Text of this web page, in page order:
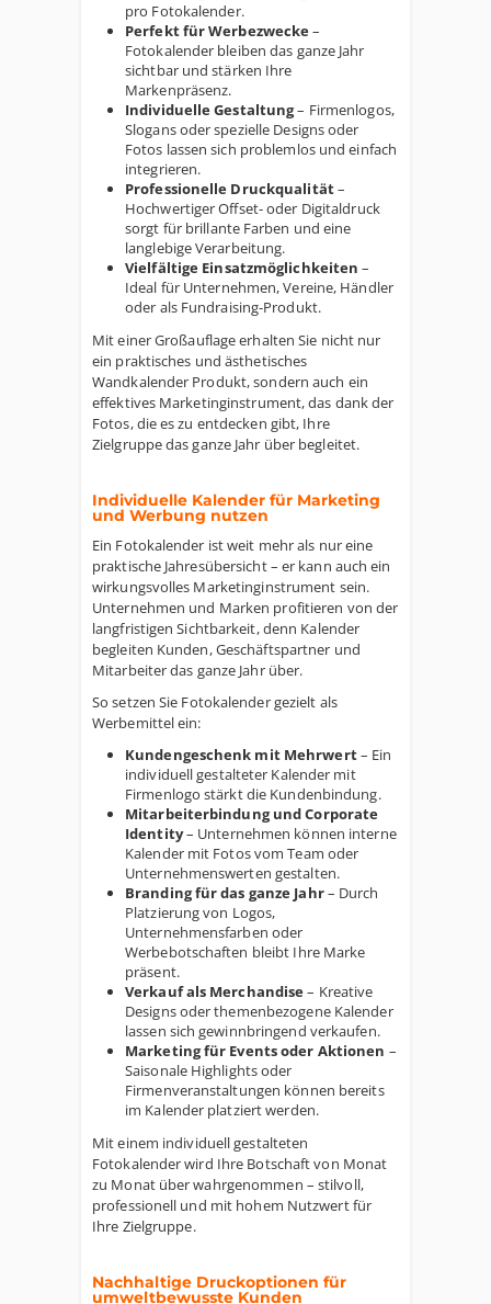
pro Fotokalender.
Perfekt für Werbezwecke–
Fotokalender bleiben das ganze Jahr
sichtbar und stärken Ihre
Markenpräsenz.
Individuelle Gestaltung– Firmenlogos,
Slogans oder spezielle Designs oder
Fotos lassen sich problemlos und einfach
integrieren.
Professionelle Druckqualität–
Hochwertiger Offset- oder Digitaldruck
sorgt für brillante Farben und eine
langlebige Verarbeitung.
Vielfältige Einsatzmöglichkeiten–
Ideal für Unternehmen, Vereine, Händler
oder als Fundraising-Produkt.
Mit einer Großauflage erhalten Sie nicht nur
ein praktisches und ästhetisches
Wandkalender Produkt, sondern auch ein
effektives Marketinginstrument, das dank der
Fotos, die es zu entdecken gibt, Ihre
Zielgruppe das ganze Jahr über begleitet.
Individuelle Kalender für Marketing
und Werbung nutzen
Ein Fotokalender ist weit mehr als nur eine
praktische Jahresübersicht – er kann auch ein
wirkungsvolles Marketinginstrument sein.
Unternehmen und Marken profitieren von der
langfristigen Sichtbarkeit, denn Kalender
begleiten Kunden, Geschäftspartner und
Mitarbeiter das ganze Jahr über.
So setzen Sie Fotokalender gezielt als
Werbemittel ein:
Kundengeschenk mit Mehrwert– Ein
individuell gestalteter Kalender mit
Firmenlogo stärkt die Kundenbindung.
Mitarbeiterbindung und Corporate
Identity– Unternehmen können interne
Kalender mit Fotos vom Team oder
Unternehmenswerten gestalten.
Branding für das ganze Jahr– Durch
Platzierung von Logos,
Unternehmensfarben oder
Werbebotschaften bleibt Ihre Marke
präsent.
Verkauf als Merchandise– Kreative
Designs oder themenbezogene Kalender
lassen sich gewinnbringend verkaufen.
Marketing für Events oder Aktionen –
Saisonale Highlights oder
Firmenveranstaltungen können bereits
im Kalender platziert werden.
Mit einem individuell gestalteten
Fotokalender wird Ihre Botschaft von Monat
zu Monat über wahrgenommen – stilvoll,
professionell und mit hohem Nutzwert für
Ihre Zielgruppe.
Nachhaltige Druckoptionen für
umweltbewusste Kunden